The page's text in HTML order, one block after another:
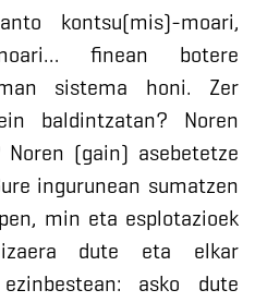
kontsu(mis)-moari,
finean botere
sistema honi. Zer
baldintzatan? Noren
(gain) asebetetze
ingurunean sumatzen
min eta esplotazioek
dute eta elkar
asko dute